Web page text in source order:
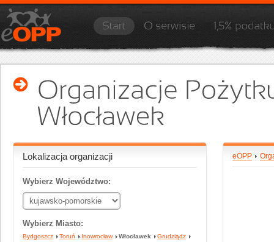
Lokalizacja organizacji
Wybierz Województwo:
Wybierz Miasto:
Bydgoszcz Toruń Inowrocław Włocławek
Grudziądz
eOPP